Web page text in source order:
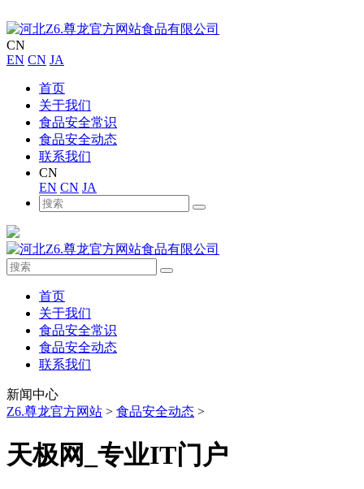
CN
EN CN JA
首页
关于我们
食品安全常识
食品安全动态
联系我们
CN
EN CN JA
首页
关于我们
食品安全常识
食品安全动态
联系我们
新闻中心
Z6.尊龙官方网站 > 食品安全动态 >
天极网_专业IT门户